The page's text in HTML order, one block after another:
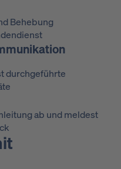
Behebung
durchgeführte
ab und meldest